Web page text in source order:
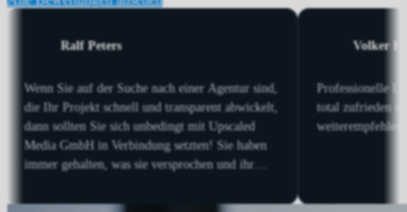
gestaltet und ich
sehr zufrieden. Er
superschnell und
In nur einem Monat
massiv gesteigert.
Dirk Schmid ist der zuverlässigster
dem ich bisher eng zusammen gearbeitet
Seine Liebe zum Detail ist einfach
und seine Dienstleistung absolut
Wir arbeiten bereits seit über 5 Jahren
verlassen, wenn es darum ging, die